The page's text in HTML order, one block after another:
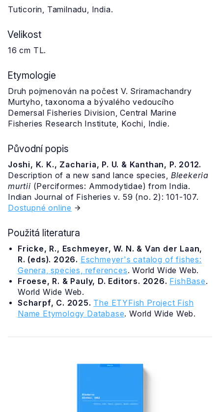
Tuticorin, Tamilnadu, India.
Velikost
16 cm TL.
Etymologie
Druh pojmenován na počest V. Sriramachandry
Murtyho, taxonoma a bývalého vedoucího
Demersal Fisheries Division, Central Marine
Fisheries Research Institute, Kochi, Indie.
Původní popis
Joshi, K. K., Zacharia, P. U. & Kanthan, P. 2012.
Description of a new sand lance species, Bleekeria
murtii (Perciformes: Ammodytidae) from India.
Indian Journal of Fisheries v. 59 (no. 2): 101-107.
Dostupné online
Použitá literatura
Fricke, R., Eschmeyer, W. N. & Van der Laan,
R. (eds). 2026. Eschmeyer's catalog of fishes:
Genera, species, references. World Wide Web.
Froese, R. & Pauly, D. Editors. 2026. FishBase.
World Wide Web.
Scharpf, C. 2025. The ETYFish Project Fish
Name Etymology Database. World Wide Web.